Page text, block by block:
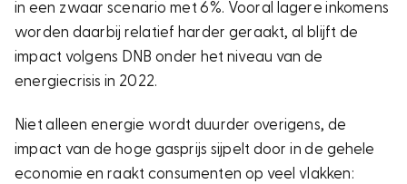
in een zwaar scenario met 6%. Vooral lagere inkomens
worden daarbij relatief harder geraakt, al blijft de
impact volgens DNB onder het niveau van de
energiecrisis in 2022.
Niet alleen energie wordt duurder overigens, de
impact van de hoge gasprijs sijpelt door in de gehele
economie en raakt consumenten op veel vlakken: